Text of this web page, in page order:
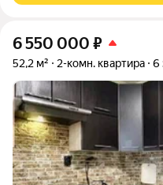
6 550 000 ₽
52,2 м² 2-комн. квартира 6